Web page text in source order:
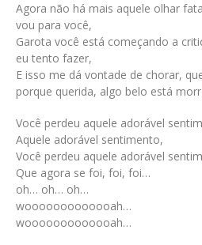
Agora não há mais aquele olhar
vou para você,
Garota você está começando a
eu tento fazer,
E isso me dá vontade de chorar,
porque querida, algo belo está
Você perdeu aquele adorável
Aquele adorável sentimento,
Você perdeu aquele adorável
Que agora se foi, foi, foi…
oh… oh… oh…
wooooooooooooah…
wooooooooooooah…